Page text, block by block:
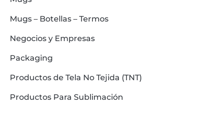
Mugs – Botellas – Termos
Negocios y Empresas
Packaging
Productos de Tela No Tejida (TNT)
Productos Para Sublimación